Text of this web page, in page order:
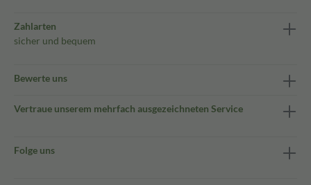
Zahlarten
sicher und bequem
Bewerte uns
Vertraue unserem mehrfach ausgezeichneten Service
Folge uns